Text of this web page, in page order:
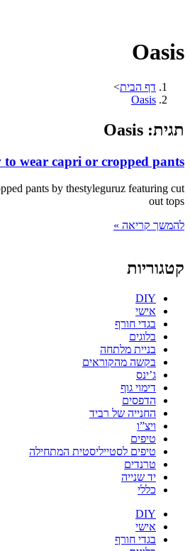
Oasis
דף הבית>
Oasis
תגית: Oasis
to wear capri or cropped pants
pants by thestyleguruz featuring cut
out tops
להמשך קריאה »
קטגוריות
DIY
אישי
בגדי חורף
בלוגים
בניית מלתחה
בקשה מהקוראים
ג’ינס
דימוי גוף
הדפסים
החנייה של רביד
ויצ”ו
טיפים
טיפים לסטייליסטית המתחילה
טרנדים
יד שנייה
כללי
DIY
אישי
בגדי חורף